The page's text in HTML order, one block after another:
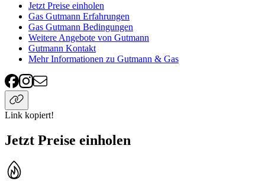
Jetzt Preise einholen
Gas Gutmann Erfahrungen
Gas Gutmann Bedingungen
Weitere Angebote von Gutmann
Gutmann Kontakt
Mehr Informationen zu Gutmann & Gas
Link kopiert!
Jetzt Preise einholen